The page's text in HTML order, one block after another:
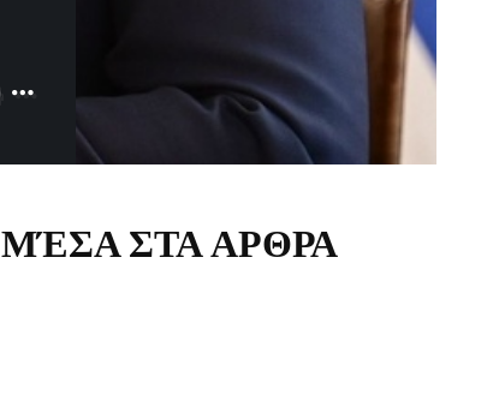
ΜΈΣΑ ΣΤΑ ΑΡΘΡΑ